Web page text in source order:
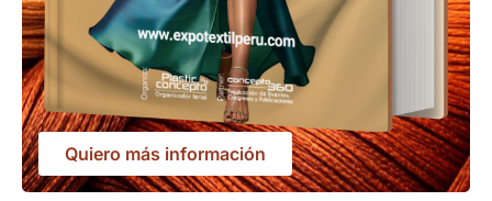
Quiero más información